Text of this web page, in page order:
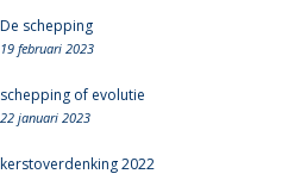
De schepping
19 februari 2023
schepping of evolutie
22 januari 2023
kerstoverdenking 2022